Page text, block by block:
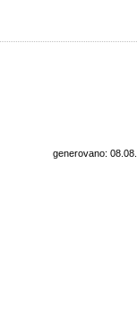
generovano: